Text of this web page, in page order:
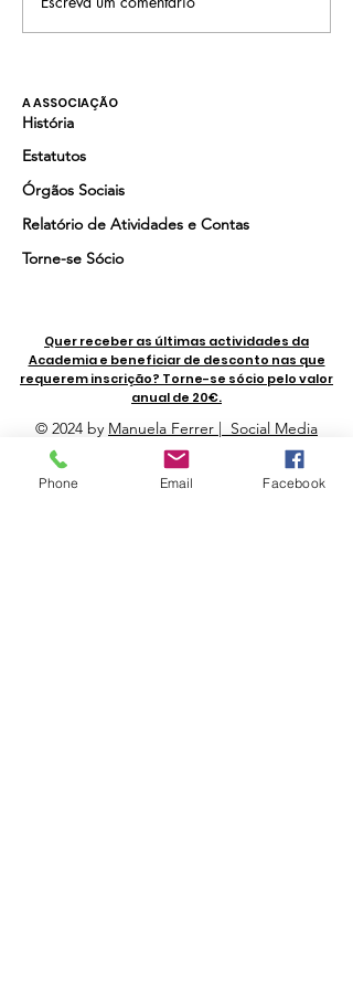
Masterclass de
Contrabaixo
A ASSOCIAÇÃO
História
Estatutos
Órgãos Sociais
Relatório de Atividades e Contas
Torne-se Sócio
Quer receber as últimas actividades da
Academia e beneficiar de desconto nas que
requerem inscrição? Torne-se sócio pelo valor
anual de 20€.
© 2024 by Manuela Ferrer | Social Media
Marketing Lisboa
Fotografias de Manuel Luis
Cochofel
Phone Email Facebook